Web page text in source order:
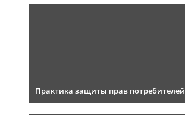
Практика защиты прав потребителей